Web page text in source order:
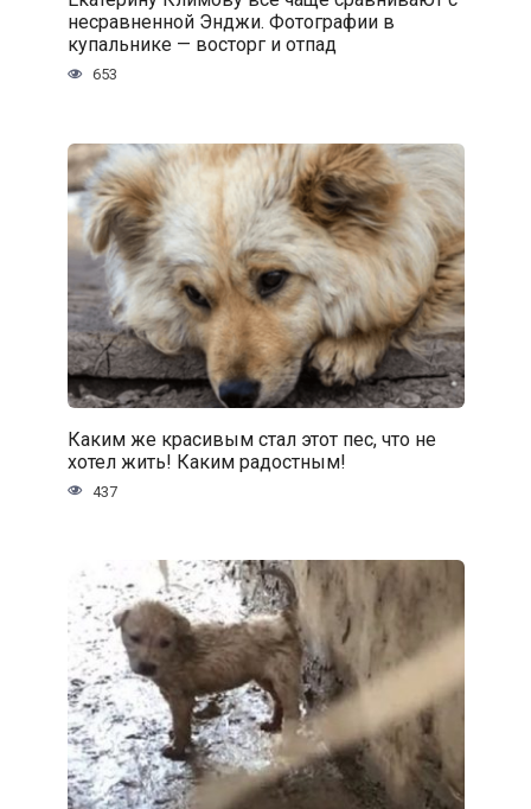
несравненной Энджи. Фотографии в
купальнике — восторг и отпад
653
Каким же красивым стал этот пес, что не
хотел жить! Каким радостным!
437